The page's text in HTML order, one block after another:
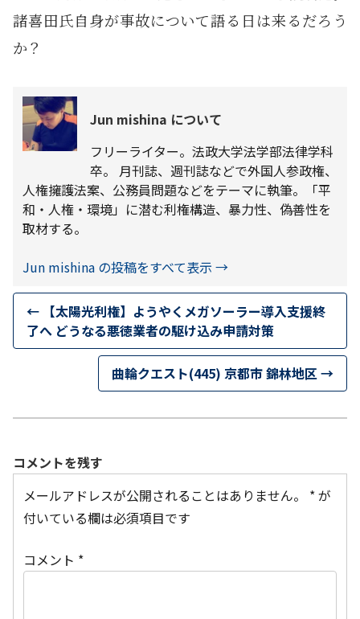
諸喜田氏自身が事故について語る日は来るだろう
か？
Jun mishina について
フリーライター。法政大学法学部法律学科
卒。 月刊誌、週刊誌などで外国人参政権、
人権擁護法案、公務員問題などをテーマに執筆。「平
和・人権・環境」に潜む利権構造、暴力性、偽善性を
取材する。
Jun mishina の投稿をすべて表示 →
← 【太陽光利権】ようやくメガソーラー導入支援終
了へ どうなる悪徳業者の駆け込み申請対策
曲輪クエスト(445) 京都市 錦林地区→
コメントを残す
メールアドレスが公開されることはありません。
*が
付いている欄は必須項目です
コメント *